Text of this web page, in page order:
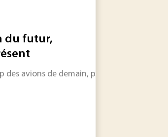
le réchauffement climatique pourrait...
par collage, l’entreprise Stoneridge
du futur,
des avions de demain, propulsés à